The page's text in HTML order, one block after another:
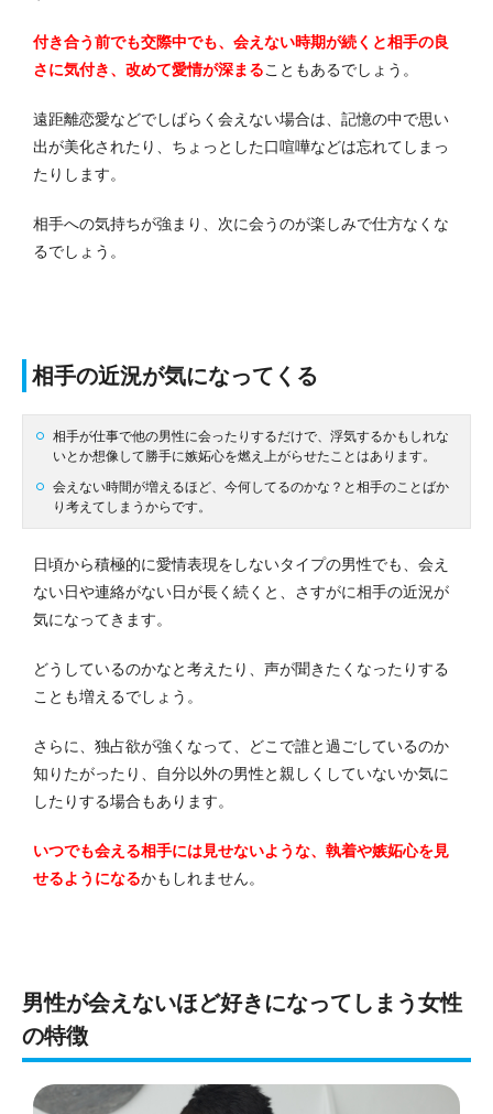
付き合う前でも交際中でも、会えない時期が続くと相手の良
さに気付き、改めて愛情が深まることもあるでしょう。
遠距離恋愛などでしばらく会えない場合は、記憶の中で思い
出が美化されたり、ちょっとした口喧嘩などは忘れてしまっ
たりします。
相手への気持ちが強まり、次に会うのが楽しみで仕方なくな
るでしょう。
相手の近況が気になってくる
相手が仕事で他の男性に会ったりするだけで、浮気するかもしれな
いとか想像して勝手に嫉妬心を燃え上がらせたことはあります。
会えない時間が増えるほど、今何してるのかな？と相手のことばか
り考えてしまうからです。
日頃から積極的に愛情表現をしないタイプの男性でも、会え
ない日や連絡がない日が長く続くと、さすがに相手の近況が
気になってきます。
どうしているのかなと考えたり、声が聞きたくなったりする
ことも増えるでしょう。
さらに、独占欲が強くなって、どこで誰と過ごしているのか
知りたがったり、自分以外の男性と親しくしていないか気に
したりする場合もあります。
いつでも会える相手には見せないような、執着や嫉妬心を見
せるようになるかもしれません。
男性が会えないほど好きになってしまう女性
の特徴